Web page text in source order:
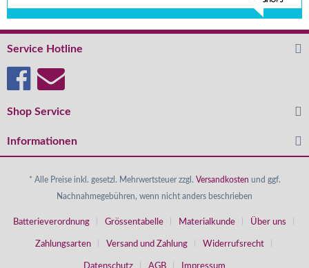
Service Hotline
Shop Service
Informationen
* Alle Preise inkl. gesetzl. Mehrwertsteuer zzgl. Versandkosten und ggf.
Nachnahmegebühren, wenn nicht anders beschrieben
Batterieverordnung Grössentabelle Materialkunde Über uns
Zahlungsarten Versand und Zahlung Widerrufsrecht